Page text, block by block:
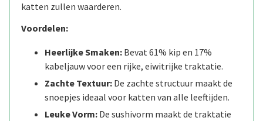
katten zullen waarderen.
Voordelen:
Heerlijke Smaken: Bevat 61% kip en 17%
kabeljauw voor een rijke, eiwitrijke traktatie.
Zachte Textuur: De zachte structuur maakt de
snoepjes ideaal voor katten van alle leeftijden.
Leuke Vorm: De sushivorm maakt de traktatie